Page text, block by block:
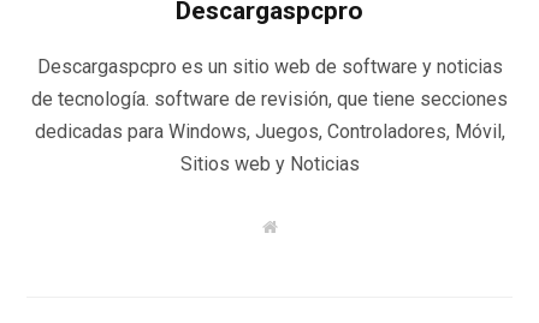
Descargaspcpro
Descargaspcpro es un sitio web de software y noticias
de tecnología. software de revisión, que tiene secciones
dedicadas para Windows, Juegos, Controladores, Móvil,
Sitios web y Noticias
W